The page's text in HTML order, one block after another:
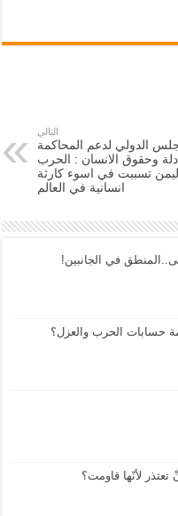
التالي
الدولي لدعم المحاكمة
وحقوق الانسان : الحرب
تسببت في اسوء كارثة
انسانية في العالم
في الجانبين!
حسابات الحرب والعزل؟
لأنّها قاومت؟